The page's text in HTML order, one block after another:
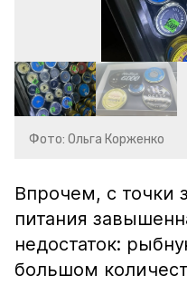
Фото: Ольга Корженко
Впрочем, с точки
питания
недостаток:
большом